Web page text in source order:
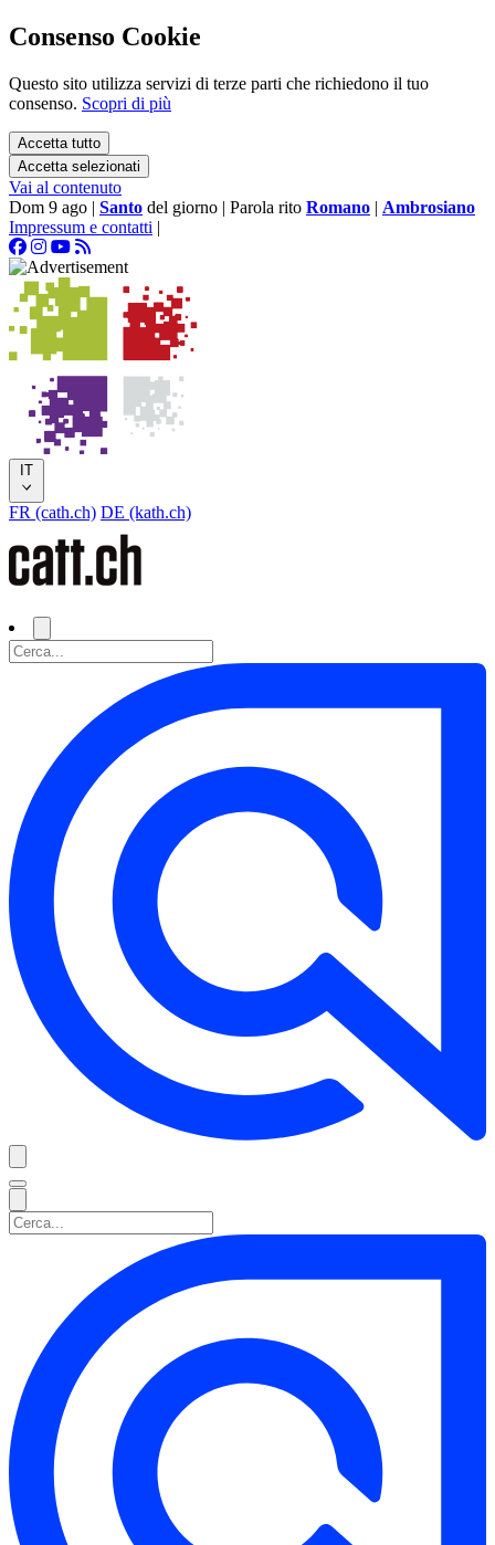
Consenso Cookie
Questo sito utilizza servizi di terze parti che richiedono il tuo
consenso. Scopri di più
Accetta tutto
Accetta selezionati
Vai al contenuto
Dom 9 ago | Santo del giorno | Parola rito Romano | Ambrosiano
Impressum e contatti |
IT
FR (cath.ch) DE (kath.ch)